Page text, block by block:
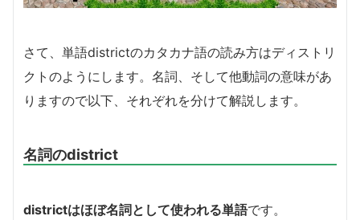
さて、単語districtのカタカナ語の読み方はディストリ
クトのようにします。名詞、そして他動詞の意味があ
りますので以下、それぞれを分けて解説します。
名詞のdistrict
districtはほぼ名詞として使われる単語です。